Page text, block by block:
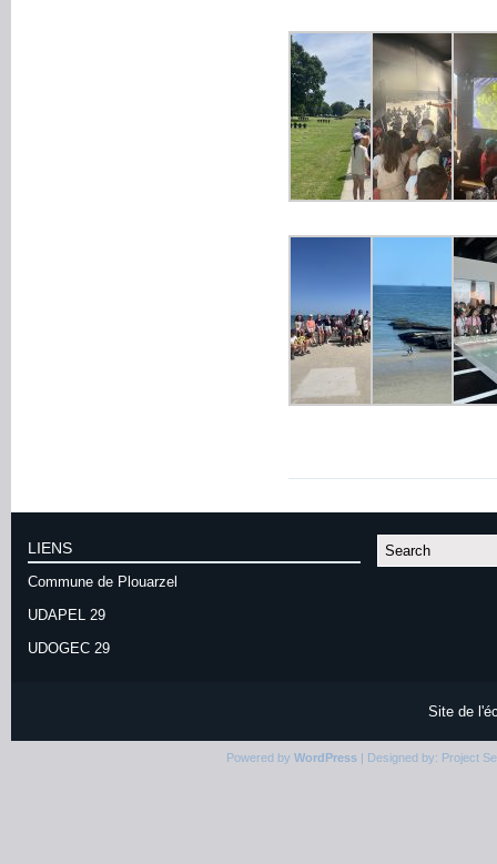
LIENS
Commune de Plouarzel
UDAPEL 29
UDOGEC 29
Site de
Powered by WordPress| Designed by: Project